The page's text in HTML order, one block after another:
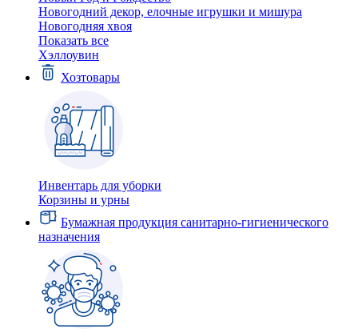
Новогодний декор, елочные игрушки и мишура
Новогодняя хвоя
Показать все
Хэллоувин
Хозтовары
Инвентарь для уборки
Корзины и урны
Бумажная продукция санитарно-гигиенического
назначения